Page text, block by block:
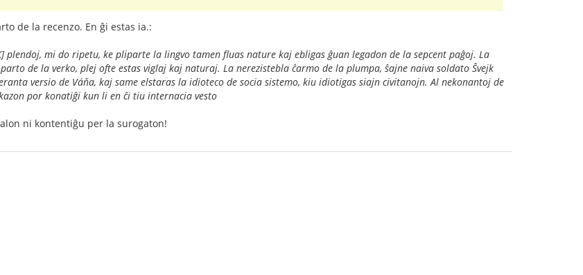
de la recenzo. En ĝi estas ia.:
plendoj, mi do ripetu, ke pliparte la lingvo tamen fluas nature kaj ebligas ĝuan legadon de la sepcent paĝoj. La
de la verko, plej ofte estas viglaj kaj naturaj. La nerezistebla ĉarmo de la plumpa, ŝajne naiva soldato Ŝvejk
versio de Váňa, kaj same elstaras la idioteco de socia sistemo, kiu idiotigas siajn civitanojn. Al nekonantoj de
por konatiĝi kun li en ĉi tiu internacia vesto
ni kontentiĝu per la surogaton!